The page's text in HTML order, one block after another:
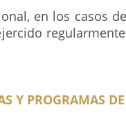
en los casos
Y PROGRAMAS